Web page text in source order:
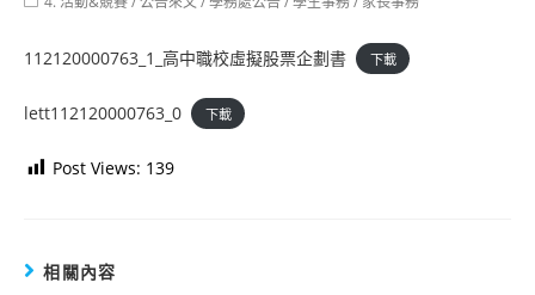
112120000763_1_高中職校虛擬股票企劃書 下載
lett112120000763_0 下載
Post Views: 139
相關內容